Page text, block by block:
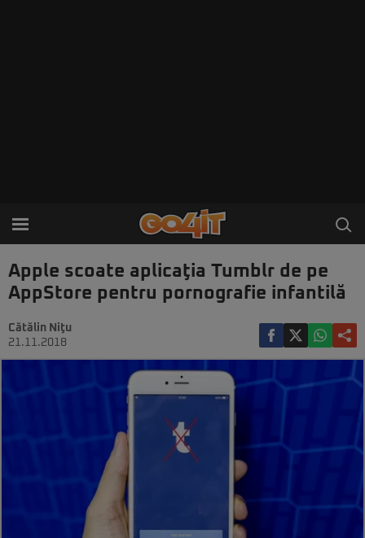
Apple scoate aplicaţia Tumblr de pe
AppStore pentru pornografie infantilă
Cătălin Niţu
21.11.2018